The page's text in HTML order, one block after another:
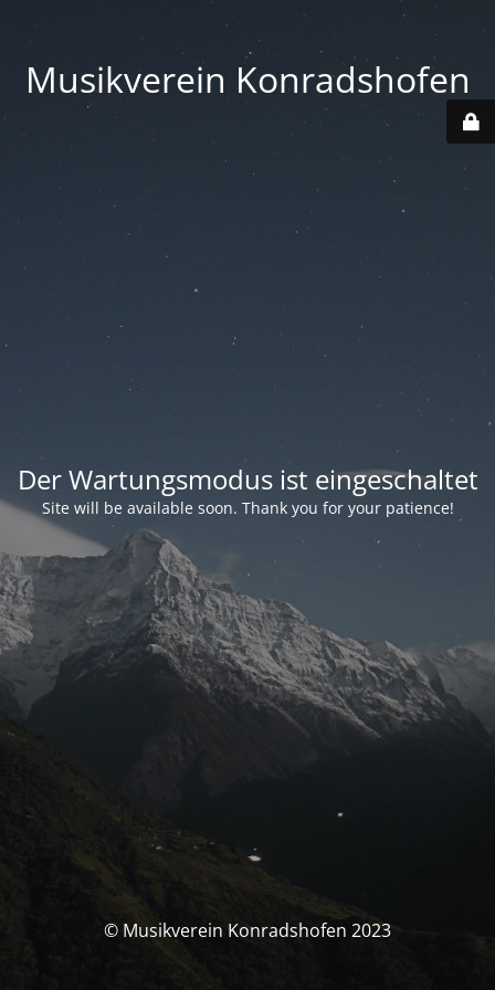
Musikverein Konradshofen
Der Wartungsmodus ist eingeschaltet
Site will be available soon. Thank you for your patience!
© Musikverein Konradshofen 2023